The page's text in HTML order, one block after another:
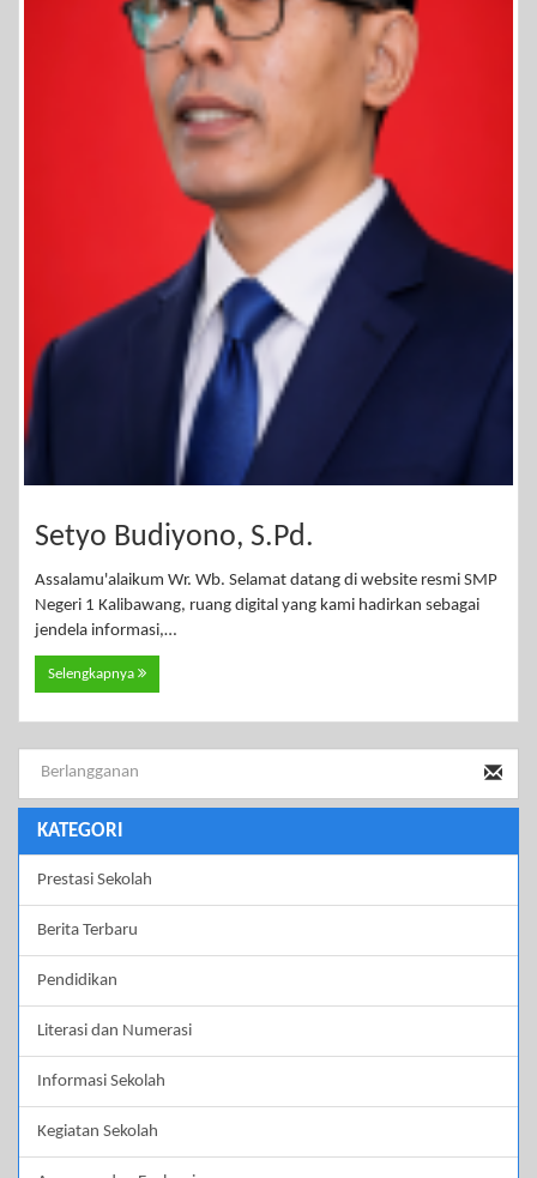
Setyo Budiyono, S.Pd.
Assalamu'alaikum Wr. Wb. Selamat datang di website resmi SMP
Negeri 1 Kalibawang, ruang digital yang kami hadirkan sebagai
jendela informasi,…
Selengkapnya
KATEGORI
Prestasi Sekolah
Berita Terbaru
Pendidikan
Literasi dan Numerasi
Informasi Sekolah
Kegiatan Sekolah